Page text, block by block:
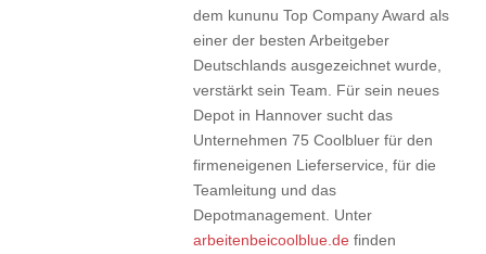
dem kununu Top Company Award als
einer der besten Arbeitgeber
Deutschlands ausgezeichnet wurde,
verstärkt sein Team. Für sein neues
Depot in Hannover sucht das
Unternehmen 75 Coolbluer für den
firmeneigenen Lieferservice, für die
Teamleitung und das
Depotmanagement. Unter
arbeitenbeicoolblue.definden